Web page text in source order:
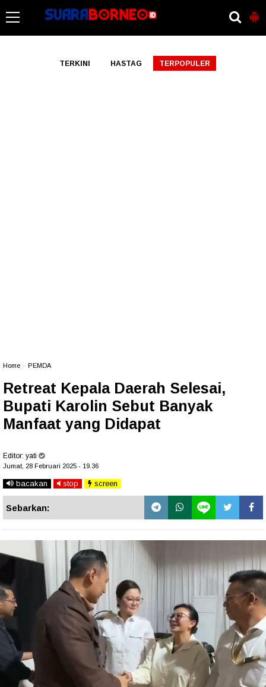
TERKINI HASTAG TERPOPULER
Home PEMDA
Retreat Kepala Daerah Selesai,
Bupati Karolin Sebut Banyak
Manfaat yang Didapat
Editor: yati
Jumat, 28 Februari 2025 - 19.36
bacakan stop screen
Sebarkan: